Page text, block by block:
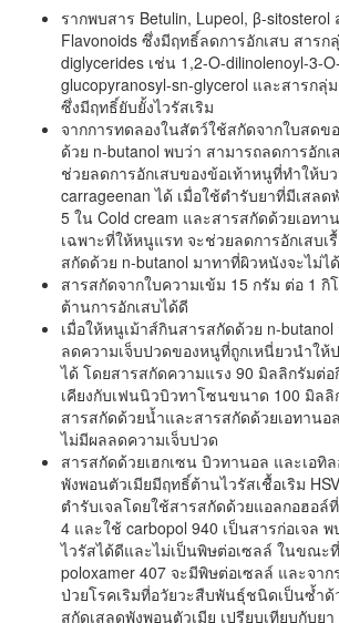
รากพบสาร Betulin, Lupeol, β-
Flavonoids ซึ่งมีฤทธิ์ลดการอักเสบ สารก
diglycerides เช่น 1,2-O-dilinolenoyl-3-
glucopyranosyl-sn-glycerol และสารกลุ่
ซึ่งมีฤทธิ์ยับยั้งไวรัสเริม
จากการทดลองในสัตว์ใช้สกัดจากใบสดข
ด้วย n-butanol พบว่า สามารถลดการอัก
ช่วยลดการอักเสบของข้อเท้าหนูที่ทำให้บ
carrageenan ได้ เมื่อใช้ตำรับยาที่มีเสลด
5 ใน Cold cream และสารสกัดด้วยเอทา
เฉพาะที่ให้หนูแรท จะช่วยลดการอักเสบเ
สกัดด้วย n-butanol มาทาที่ผิวหนังจะไม่ไ
สารสกัดจากใบความเข้ม 15 กรัม ต่อ 1
ต้านการอักเสบได้ดี
เมื่อให้หนูเม้าส์กินสารสกัดด้วย n-
ลดความเจ็บปวดของหนูที่ถูกเหนี่ยวนำใ
ได้ โดยสารสกัดความแรง 90 มิลลิกรัมต่
เคียงกับเฟนนิวบิวทาโซนขนาด 100 มิล
สารสกัดด้วยน้ำและสารสกัดด้วยเอทานอ
ไม่มีผลลดความเจ็บปวด
สารสกัดด้วยเฮกเซน บิวทานอล และเอทิ
พังพอนตัวเมียมีฤทธิ์ต้านไวรัสเชื้อเริม
ตำรับเจลโดยใช้สารสกัดด้วยแอลกอฮอล์
4 และใช้ carbopol 940 เป็นสารก่อเจล
ไวรัสได้ดีและไม่เป็นพิษต่อเซลล์ ในขณะที่
poloxamer 407 จะมีพิษต่อเซลล์ และจา
ป่วยโรคเริมที่อวัยวะสืบพันธุ์ชนิดเป็นซ้ำด้
สกัดเสลดพังพอนตัวเมีย เปรียบเทียบกับย